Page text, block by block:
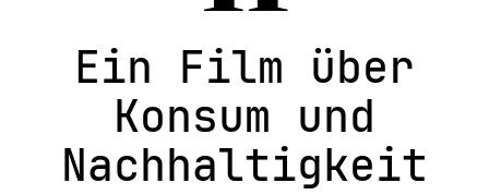
Ein Film über
Konsum und
Nachhaltigkeit